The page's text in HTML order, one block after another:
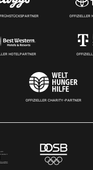
OFFIZIELLER
HOTELPARTNER
OFFIZIELLER CHARITY-PARTNER